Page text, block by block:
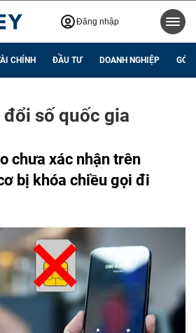
Đăng nhập
CHÍNH ĐẦU TƯ DOANH NGHIỆP GÓC
số quốc gia
chưa xác nhận trên
bị khóa chiều gọi đi